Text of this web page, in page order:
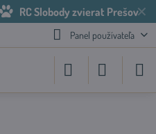
✕
RC Slobody zvierat Prešov
Panel používateľa